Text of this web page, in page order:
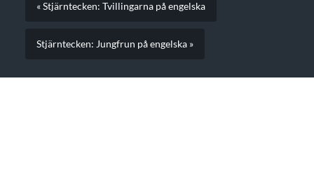
« Stjärntecken: Tvillingarna på engelska
Stjärntecken: Jungfrun på engelska »